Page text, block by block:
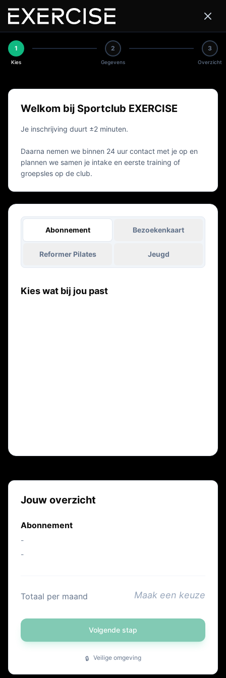
1
Kies
2
Gegevens
3
Overzicht
Welkom bij Sportclub EXERCISE
Je inschrijving duurt ±2 minuten.
Daarna nemen we binnen 24 uur contact met je op en
plannen we samen je intake en eerste training of
groepsles op de club.
Abonnement Bezoekenkaart
Reformer Pilates Jeugd
Kies wat bij jou past
Jouw overzicht
Abonnement
-
-
Totaal per maand Maak een keuze
Volgende stap
🔒 Veilige omgeving